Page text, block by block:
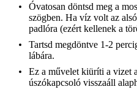
Óvatosan döntsd meg a
szögben. Ha víz volt az
padlóra (ezért kellenek a
Tartsd megdöntve 1-2
lábára.
Ez a művelet kiüríti a vizet
úszókapcsoló visszaáll